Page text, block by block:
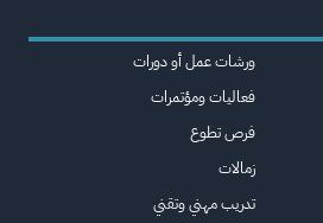
ورشات عمل أو دورات
فعاليات ومؤتمرات
فرص تطوع
زمالات
تدريب مهني وتقني